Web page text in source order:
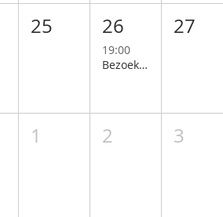
25 26
19:00
Bezoekersgroep
27
1 2 3